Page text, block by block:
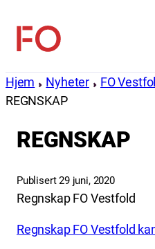
innhold
FO
Hjem Nyheter
FO
REGNSKAP
REGNSKAP
Publisert 29 juni, 2020
Regnskap FO Vestfold
Regnskap FO Vestfold